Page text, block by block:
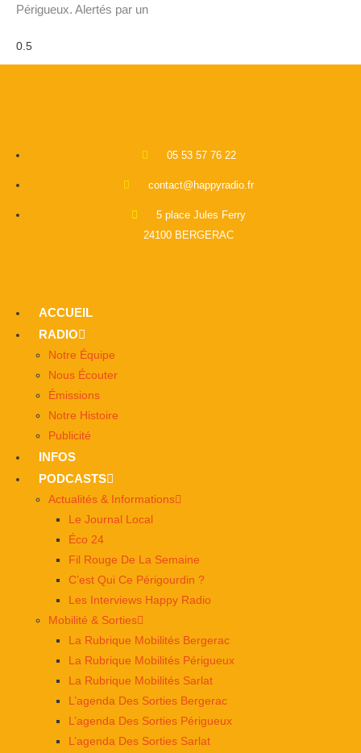
Périgueux. Alertés par un
05 53 57 76 22
contact@happyradio.fr
5 place Jules Ferry
24100 BERGERAC
ACCUEIL
RADIO
Notre Équipe
Nous Écouter
Émissions
Notre Histoire
Publicité
INFOS
PODCASTS
Actualités & Informations
Le Journal Local
Éco 24
Fil Rouge De La Semaine
C’est Qui Ce Périgourdin ?
Les Interviews Happy Radio
Mobilité & Sorties
La Rubrique Mobilités Bergerac
La Rubrique Mobilités Périgueux
La Rubrique Mobilités Sarlat
L’agenda Des Sorties Bergerac
L’agenda Des Sorties Périgueux
L’agenda Des Sorties Sarlat